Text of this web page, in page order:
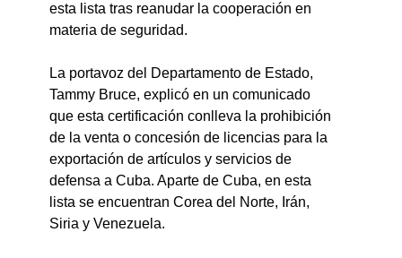
esta lista tras reanudar la cooperación en
materia de seguridad.
La portavoz del Departamento de Estado,
Tammy Bruce, explicó en un comunicado
que esta certificación conlleva la prohibición
de la venta o concesión de licencias para la
exportación de artículos y servicios de
defensa a Cuba. Aparte de Cuba, en esta
lista se encuentran Corea del Norte, Irán,
Siria y Venezuela.